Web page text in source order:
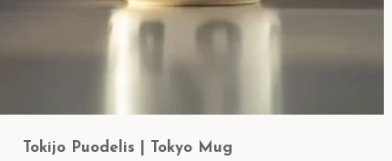
Tokijo Puodelis | Tokyo Mug